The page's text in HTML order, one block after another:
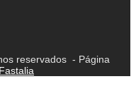
reservados - Página
Fastalia